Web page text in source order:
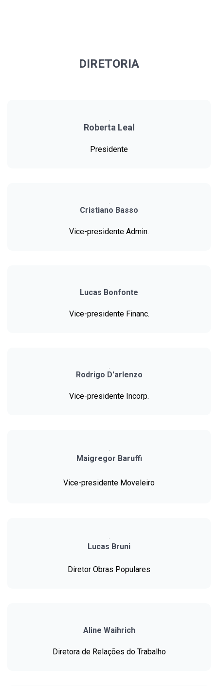
DIRETORIA
Roberta Leal
Presidente
Cristiano Basso
Vice-presidente Admin.
Lucas Bonfonte
Vice-presidente Financ.
Rodrigo D'arlenzo
Vice-presidente Incorp.
Maigregor Baruffi
Vice-presidente Moveleiro
Lucas Bruni
Diretor Obras Populares
Aline Waihrich
Diretora de Relações do Trabalho